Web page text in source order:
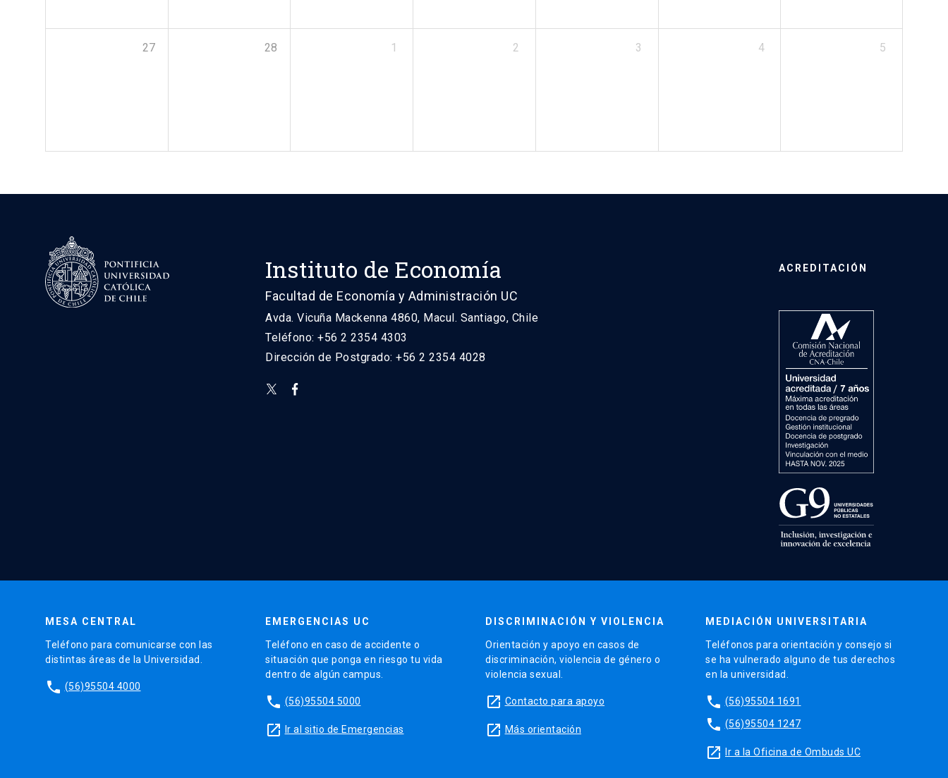
27 28 1 2 3 4 5
Instituto de Economía
Facultad de Economía y Administración UC
Avda. Vicuña Mackenna 4860, Macul. Santiago, Chile
Teléfono: +56 2 2354 4303
Dirección de Postgrado: +56 2 2354 4028
ACREDITACIÓN
MESA CENTRAL
Teléfono para comunicarse con las
distintas áreas de la Universidad.
phone (56)95504 4000
EMERGENCIAS UC
Teléfono en caso de accidente o
situación que ponga en riesgo tu vida
dentro de algún campus.
phone (56)95504 5000
launch Ir al sitio de Emergencias
DISCRIMINACIÓN Y VIOLENCIA
Orientación y apoyo en casos de
discriminación, violencia de género o
violencia sexual.
launch Contacto para apoyo
launch Más orientación
MEDIACIÓN UNIVERSITARIA
Teléfonos para orientación y consejo si
se ha vulnerado alguno de tus derechos
en la universidad.
phone (56)95504 1691
phone (56)95504 1247
launch Ir a la Oficina de Ombuds UC